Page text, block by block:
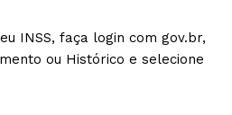
INSS, faça login com gov.br,
ou Histórico e selecione